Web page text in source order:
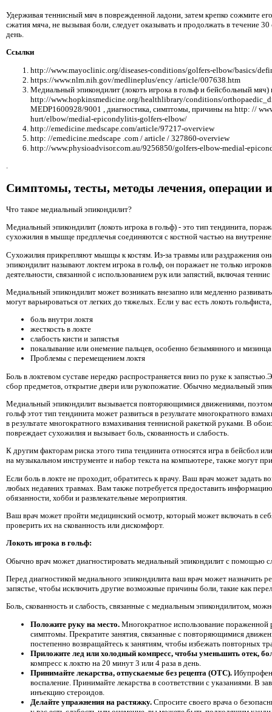
Удерживая теннисный мяч в поврежденной ладони, затем крепко сожмите
сжатия мяча, не вызывая боли, следует оказывать и продолжать в течение
день.
Ссылки
http://www.mayoclinic.org/diseases-conditions/golfers-elbow/basics/
https://www.nlm.nih.gov/medlineplus/ency /article/007638.htm
Медиальный эпикондилит (локоть игрока в гольф и бейсбольный мяч)
http://www.hopkinsmedicine.org/healthlibrary/conditions/
MEDP1600928/9001 , диагностика, симптомы, причины на http: //
hurt/elbow/medial-epicondylitis-golfers-elbow/
http://emedicine.medscape.com/article/97217-overview
http: //emedicine.medscape .com / article / 327860-overview
http://www.physioadvisor.com.au/9256850/golfers-elbow-medial-
Симптомы, тесты, методы лечения, операции и
Что такое медиальный эпикондилит?
Медиальный эпикондилит (локоть игрока в гольф) - это тип тендинита,
сухожилия в мышце предплечья соединяются с костной частью на
Сухожилия прикрепляют мышцы к костям. Из-за травмы или раздражения
эпикондилит называют локтем игрока в гольф, он поражает не только
деятельности, связанной с использованием рук или запястий, включая
Медиальный эпикондилит может возникать внезапно или медленно
могут варьироваться от легких до тяжелых. Если у вас есть локоть
боль внутри локтя
жесткость в локте
слабость кисти и запястья
покалывание или онемение пальцев, особенно безымянного и мизинца
Проблемы с перемещением локтя
Боль в локтевом суставе нередко распространяется вниз по руке к
сбор предметов, открытие двери или рукопожатие. Обычно медиальный
Медиальный эпикондилит вызывается повторяющимися движениями,
гольф этот тип тендинита может развиться в результате многократного
в результате многократного взмахивания теннисной ракеткой руками. В
повреждает сухожилия и вызывает боль, скованность и слабость.
К другим факторам риска этого типа тендинита относятся игра в бейсбол
на музыкальном инструменте и набор текста на компьютере, также могут
Если боль в локте не проходит, обратитесь к врачу. Ваш врач может
любых недавних травмах. Вам также потребуется предоставить
обязанности, хобби и развлекательные мероприятия.
Ваш врач может пройти медицинский осмотр, который может включать в
проверить их на скованность или дискомфорт.
Локоть игрока в гольф:
Обычно врач может диагностировать медиальный эпикондилит с помощью
Перед диагностикой медиального эпикондилита ваш врач может назначить
запястье, чтобы исключить другие возможные причины боли, такие как
Боль, скованность и слабость, связанные с медиальным эпикондилитом,
Положите руку на место. Многократное использование
симптомы. Прекратите занятия, связанные с повторяющимися
постепенно возвращайтесь к занятиям, чтобы избежать повторных
Приложите лед или холодный компресс, чтобы уменьшить отек,
компресс к локтю на 20 минут 3 или 4 раза в день.
Принимайте лекарства, отпускаемые без рецепта (OTC).
воспаление. Принимайте лекарства в соответствии с указаниями. В
инъекцию стероидов.
Делайте упражнения на растяжку. Спросите своего врача о